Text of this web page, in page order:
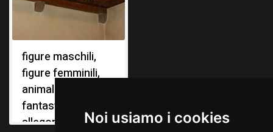
Noi usiamo i cookies
figure maschili,
figure femminili,
animali, animali
fantastici,
allegorie delle